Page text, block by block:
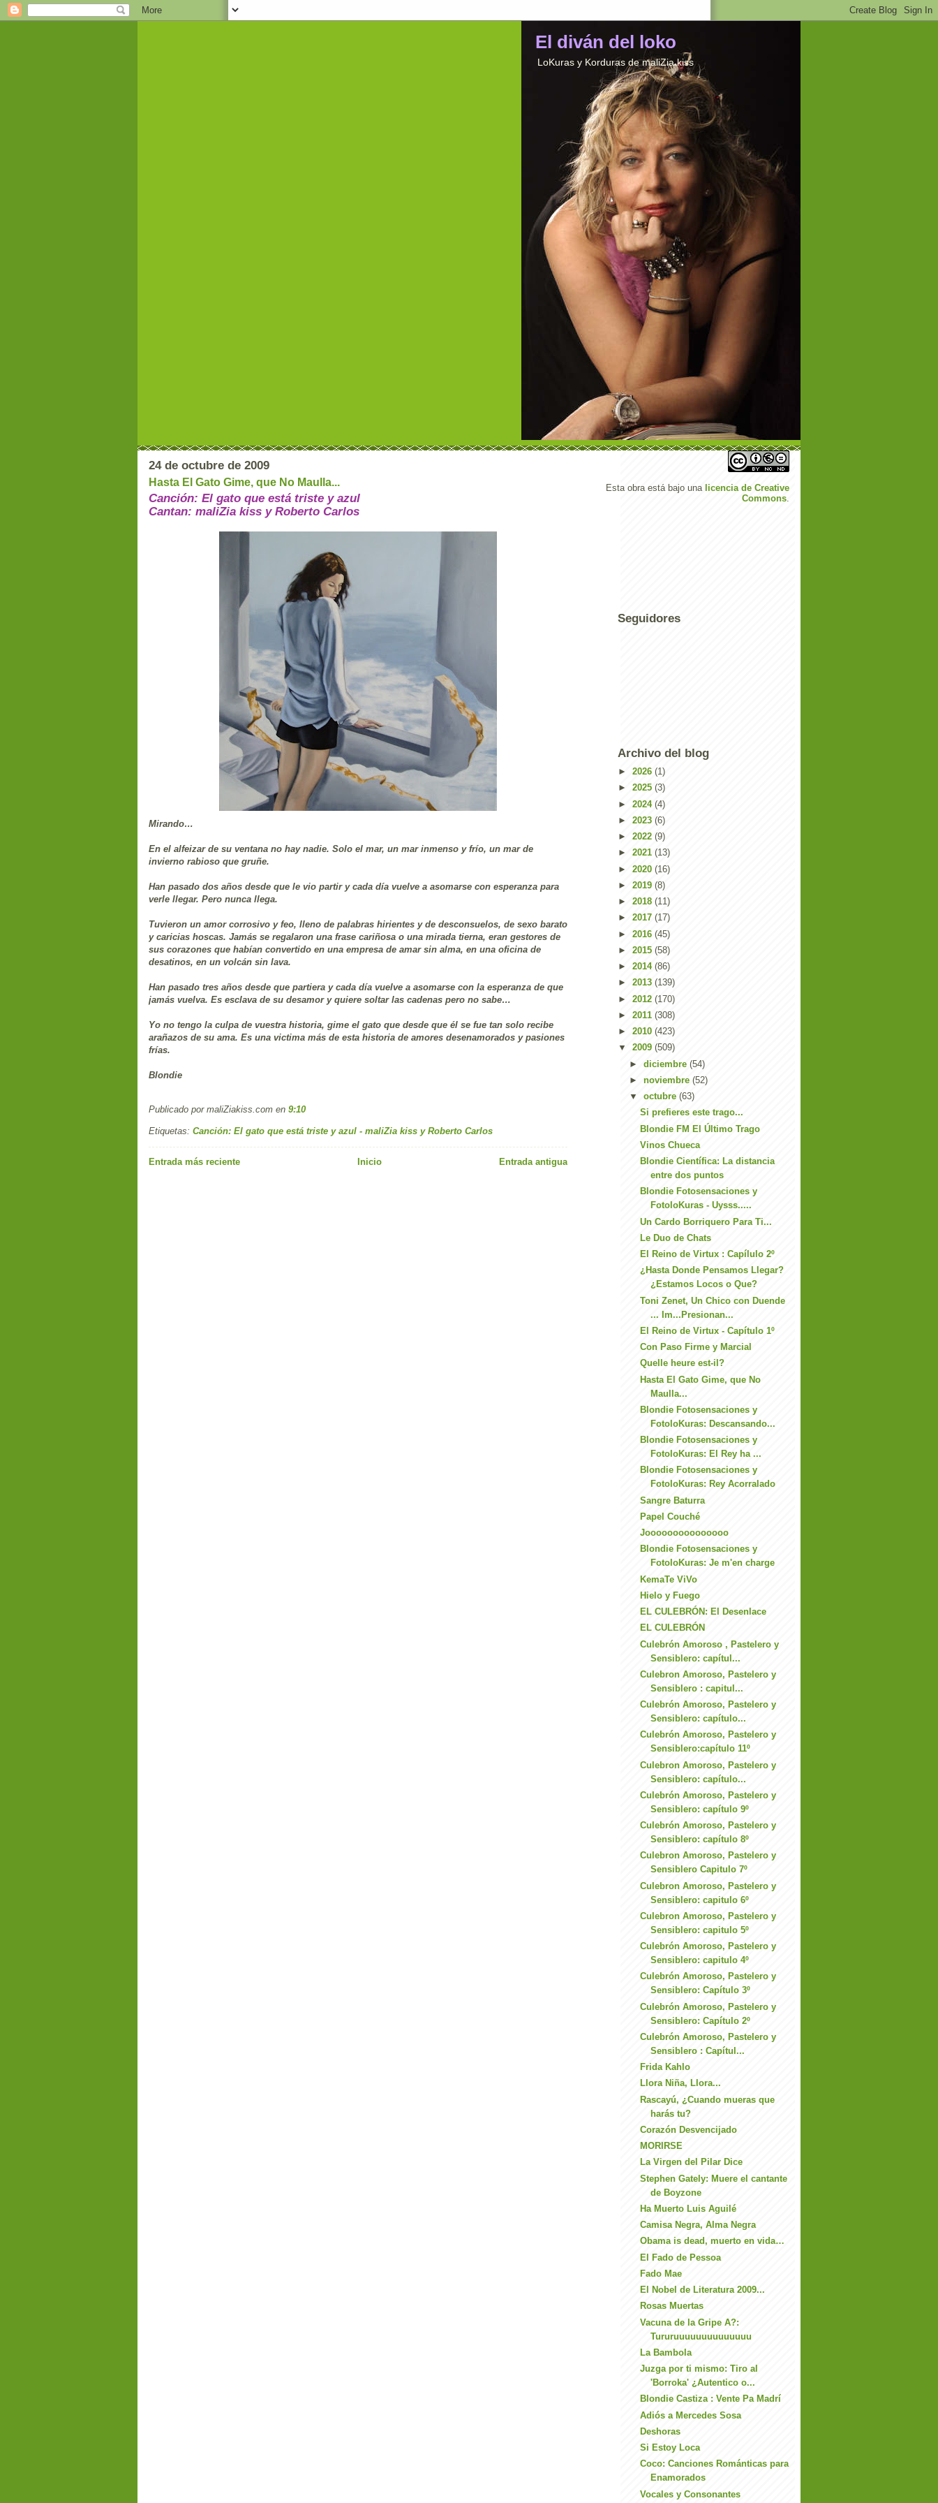
El diván del loko
LoKuras y Korduras de maliZia kiss
24 de octubre de 2009
Hasta El Gato Gime, que No Maulla...
Canción: El gato que está triste y azul
Cantan: maliZia kiss y Roberto Carlos
Mirando…
En el alfeizar de su ventana no hay nadie. Solo el mar, un mar inmenso y frío, un mar de
invierno rabioso que gruñe.
Han pasado dos años desde que le vio partir y cada día vuelve a asomarse con esperanza para
verle llegar. Pero nunca llega.
Tuvieron un amor corrosivo y feo, lleno de palabras hirientes y de desconsuelos, de sexo barato
y caricias hoscas. Jamás se regalaron una frase cariñosa o una mirada tierna, eran gestores de
sus corazones que habían convertido en una empresa de amar sin alma, en una oficina de
desatinos, en un volcán sin lava.
Han pasado tres años desde que partiera y cada día vuelve a asomarse con la esperanza de que
jamás vuelva. Es esclava de su desamor y quiere soltar las cadenas pero no sabe…
Yo no tengo la culpa de vuestra historia, gime el gato que desde que él se fue tan solo recibe
arañazos de su ama. Es una victima más de esta historia de amores desenamorados y pasiones
frías.
Blondie
Publicado por maliZiakiss.com en 9:10
Etiquetas: Canción: El gato que está triste y azul - maliZia kiss y Roberto Carlos
Entrada más reciente Entrada antigua
Inicio
Esta obra está bajo una licencia de Creative
Commons.
Seguidores
Archivo del blog
► 2026 (1)
► 2025 (3)
► 2024 (4)
► 2023 (6)
► 2022 (9)
► 2021 (13)
► 2020 (16)
► 2019 (8)
► 2018 (11)
► 2017 (17)
► 2016 (45)
► 2015 (58)
► 2014 (86)
► 2013 (139)
► 2012 (170)
► 2011 (308)
► 2010 (423)
▼ 2009 (509)
► diciembre (54)
► noviembre (52)
▼ octubre (63)
Si prefieres este trago...
Blondie FM El Último Trago
Vinos Chueca
Blondie Científica: La distancia
entre dos puntos
Blondie Fotosensaciones y
FotoloKuras - Uysss.....
Un Cardo Borriquero Para Ti...
Le Duo de Chats
El Reino de Virtux : Capílulo 2º
¿Hasta Donde Pensamos Llegar?
¿Estamos Locos o Que?
Toni Zenet, Un Chico con Duende
... Im...Presionan...
El Reino de Virtux - Capítulo 1º
Con Paso Firme y Marcial
Quelle heure est-il?
Hasta El Gato Gime, que No
Maulla...
Blondie Fotosensaciones y
FotoloKuras: Descansando...
Blondie Fotosensaciones y
FotoloKuras: El Rey ha ...
Blondie Fotosensaciones y
FotoloKuras: Rey Acorralado
Sangre Baturra
Papel Couché
Jooooooooooooooo
Blondie Fotosensaciones y
FotoloKuras: Je m'en charge
KemaTe ViVo
Hielo y Fuego
EL CULEBRÓN: El Desenlace
EL CULEBRÓN
Culebrón Amoroso , Pastelero y
Sensiblero: capítul...
Culebron Amoroso, Pastelero y
Sensiblero : capitul...
Culebrón Amoroso, Pastelero y
Sensiblero: capítulo...
Culebrón Amoroso, Pastelero y
Sensiblero:capítulo 11º
Culebron Amoroso, Pastelero y
Sensiblero: capítulo...
Culebrón Amoroso, Pastelero y
Sensiblero: capítulo 9º
Culebrón Amoroso, Pastelero y
Sensiblero: capítulo 8º
Culebron Amoroso, Pastelero y
Sensiblero Capitulo 7º
Culebron Amoroso, Pastelero y
Sensiblero: capitulo 6º
Culebron Amoroso, Pastelero y
Sensiblero: capitulo 5º
Culebrón Amoroso, Pastelero y
Sensiblero: capitulo 4º
Culebrón Amoroso, Pastelero y
Sensiblero: Capítulo 3º
Culebrón Amoroso, Pastelero y
Sensiblero: Capítulo 2º
Culebrón Amoroso, Pastelero y
Sensiblero : Capítul...
Frida Kahlo
Llora Niña, Llora...
Rascayú, ¿Cuando mueras que
harás tu?
Corazón Desvencijado
MORIRSE
La Virgen del Pilar Dice
Stephen Gately: Muere el cantante
de Boyzone
Ha Muerto Luis Aguilé
Camisa Negra, Alma Negra
Obama is dead, muerto en vida…
El Fado de Pessoa
Fado Mae
El Nobel de Literatura 2009...
Rosas Muertas
Vacuna de la Gripe A?:
Tururuuuuuuuuuuuuuu
La Bambola
Juzga por ti mismo: Tiro al
'Borroka' ¿Autentico o...
Blondie Castiza : Vente Pa Madrí
Adiós a Mercedes Sosa
Deshoras
Si Estoy Loca
Coco: Canciones Románticas para
Enamorados
Vocales y Consonantes